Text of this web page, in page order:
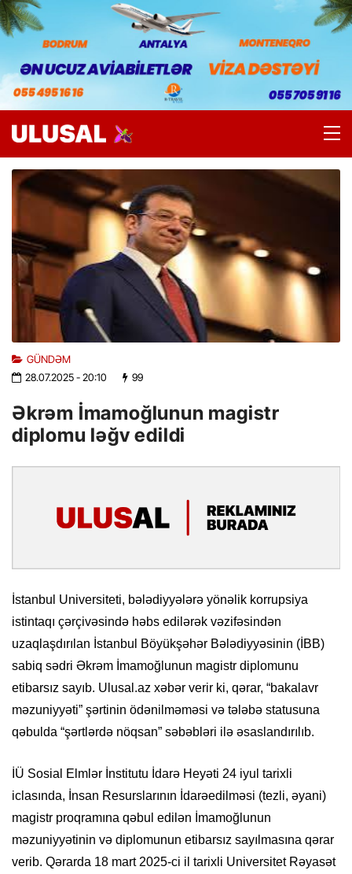
GÜNDƏM
28.07.2025- 20:10 99
Əkrəm İmamoğlunun magistr
diplomu ləğv edildi
İstanbul Universiteti, bələdiyyələrə yönəlik korrupsiya
istintaqı çərçivəsində həbs edilərək vəzifəsindən
uzaqlaşdırılan İstanbul Böyükşəhər Bələdiyyəsinin (İBB)
sabiq sədri Əkrəm İmamoğlunun magistr diplomunu
etibarsız sayıb. Ulusal.az xəbər verir ki, qərar, “bakalavr
məzuniyyəti” şərtinin ödənilməməsi və tələbə statusuna
qəbulda “şərtlərdə nöqsan” səbəbləri ilə əsaslandırılıb.
İÜ Sosial Elmlər İnstitutu İdarə Heyəti 24 iyul tarixli
iclasında, İnsan Resurslarının İdarəedilməsi (tezli, əyani)
magistr proqramına qəbul edilən İmamoğlunun
məzuniyyətinin və diplomunun etibarsız sayılmasına qərar
verib. Qərarda 18 mart 2025‑ci il tarixli Universitet Rəyasət